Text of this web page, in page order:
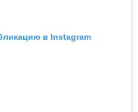
в Instagram